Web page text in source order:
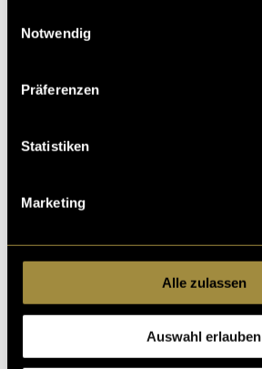
Notwendig
Präferenzen
Statistiken
Marketing
Alle zulassen
Auswahl erlauben
Ähnliche Artikel